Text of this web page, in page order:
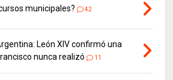
municipales? 42
León XIV confirmó una
nunca realizó
11